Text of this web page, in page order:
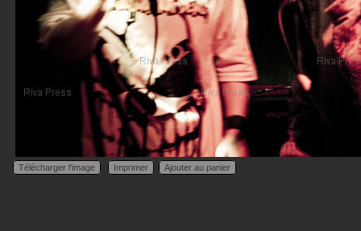
Télécharger l'image Imprimer Ajouter au panier